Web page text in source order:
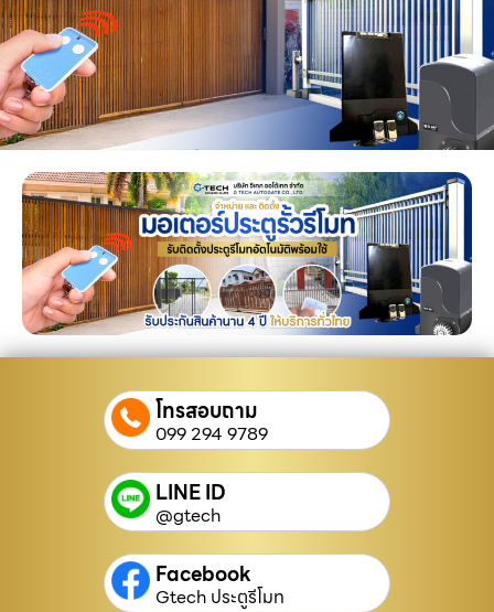
โทรสอบถาม
099 294 9789
LINE ID
@gtech
Facebook
Gtech ประตูรีโมท